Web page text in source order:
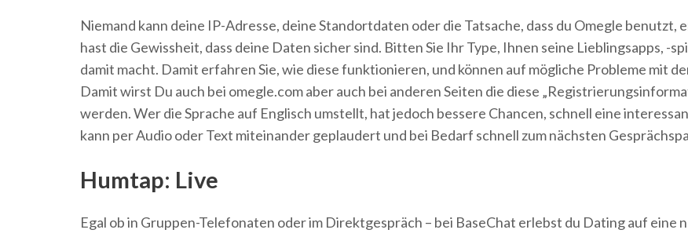
Niemand kann deine IP-Adresse, deine Standortdaten oder die Tatsache, dass du Omegle benutzt,
hast die Gewissheit, dass deine Daten sicher sind. Bitten Sie Ihr Type, Ihnen seine Lieblingsapps, -
damit macht. Damit erfahren Sie, wie diese funktionieren, und können auf mögliche Probleme mit
Damit wirst Du auch bei omegle.com aber auch bei anderen Seiten die diese
werden. Wer die Sprache auf Englisch umstellt, hat jedoch bessere Chancen, schnell eine
kann per Audio oder Text miteinander geplaudert und bei Bedarf schnell zum nächsten
Humtap: Live
Egal ob in Gruppen-Telefonaten oder im Direktgespräch – bei BaseChat erlebst du Dating auf